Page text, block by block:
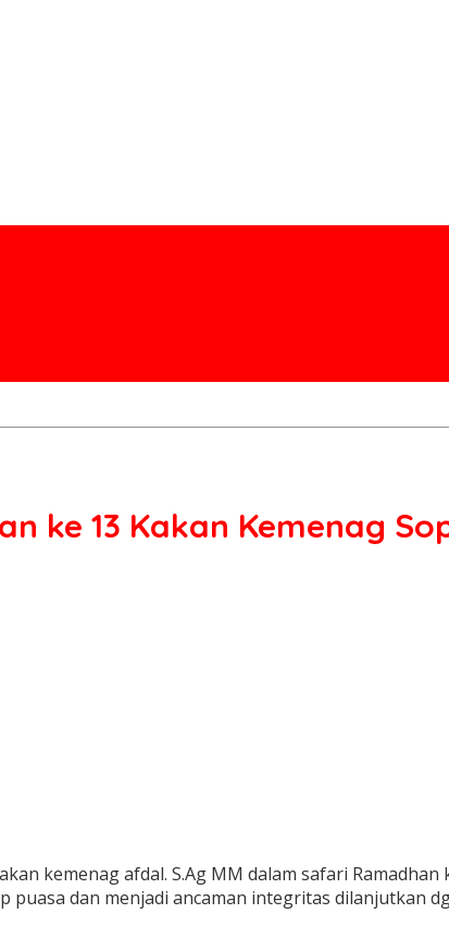
ke 13 Kakan Kemenag
kemenag afdal. S.Ag MM dalam safari
puasa dan menjadi ancaman integritas dilanjutkan